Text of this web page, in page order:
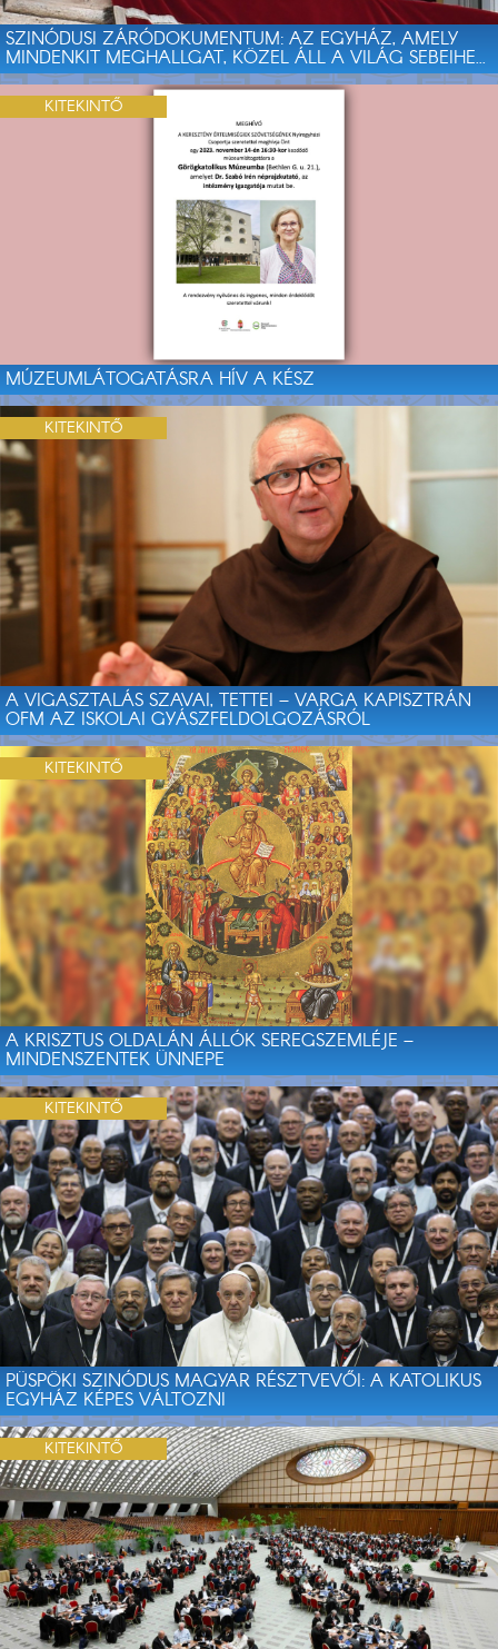
SZINÓDUSI ZÁRÓDOKUMENTUM: AZ EGYHÁZ, AMELY
MINDENKIT MEGHALLGAT, KÖZEL ÁLL A VILÁG SEBEIHE...
MÚZEUMLÁTOGATÁSRA HÍV A KÉSZ
KITEKINTŐ
A VIGASZTALÁS SZAVAI, TETTEI – VARGA KAPISZTRÁN
OFM AZ ISKOLAI GYÁSZFELDOLGOZÁSRÓL
KITEKINTŐ
A KRISZTUS OLDALÁN ÁLLÓK SEREGSZEMLÉJE –
MINDENSZENTEK ÜNNEPE
KITEKINTŐ
PÜSPÖKI SZINÓDUS MAGYAR RÉSZTVEVŐI: A KATOLIKUS
EGYHÁZ KÉPES VÁLTOZNI
KITEKINTŐ
KITEKINTŐ